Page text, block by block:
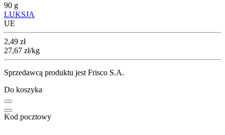
90 g
LUKSJA
UE
Cena
2,49 zł
27,67 zł/kg
Sprzedawcą produktu jest Frisco S.A.
Do koszyka
Kod pocztowy